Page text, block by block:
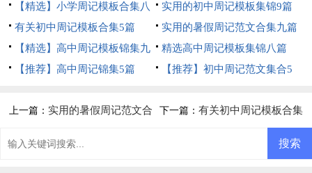
【精选】小学周记模板合集八
篇
实用的初中周记模板集锦9篇
有关初中周记模板合集5篇
实用的暑假周记范文合集九篇
【精选】高中周记模板锦集九
篇
精选高中周记模板集锦八篇
【推荐】高中周记锦集5篇
【推荐】初中周记范文集合5
上一篇： 实用的暑假周记范文合 下一篇： 有关初中周记模板合集